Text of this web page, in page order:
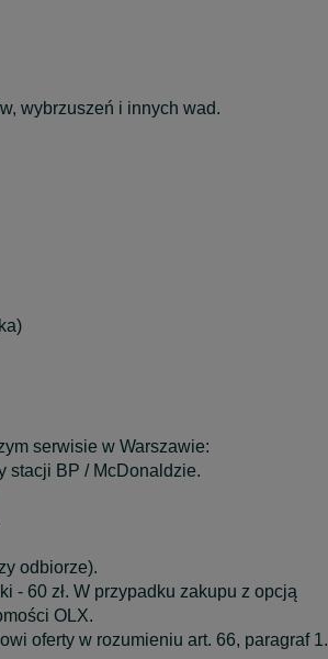
wybrzuszeń i innych wad.
serwisie w Warszawie:
stacji BP / McDonaldzie.
odbiorze).
- 60 zł. W przypadku zakupu z opcją
OLX.
oferty w rozumieniu art. 66, paragraf 1.